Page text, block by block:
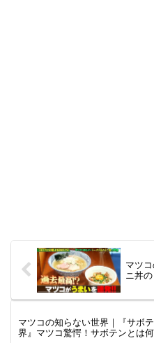
マツ
ニ丼
マツコの知らない世界｜『サボ
界』マツコ驚愕！サボテンとは何